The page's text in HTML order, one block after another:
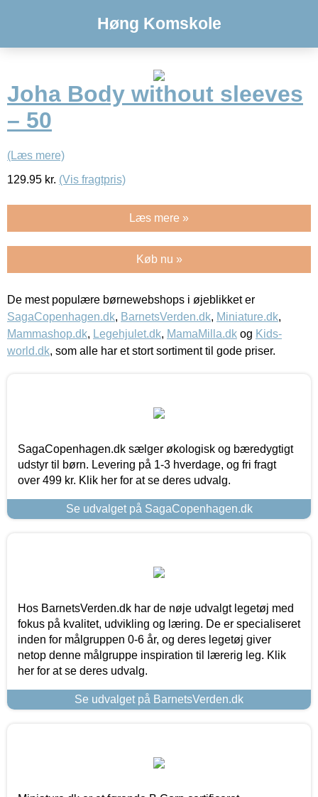
Høng Komskole
Joha Body without sleeves
– 50
(Læs mere)
129.95 kr. (Vis fragtpris)
Læs mere »
Køb nu »
De mest populære børnewebshops i øjeblikket er
SagaCopenhagen.dk, BarnetsVerden.dk, Miniature.dk,
Mammashop.dk, Legehjulet.dk, MamaMilla.dk og Kids-
world.dk, som alle har et stort sortiment til gode priser.
SagaCopenhagen.dk sælger økologisk og bæredygtigt
udstyr til børn. Levering på 1-3 hverdage, og fri fragt
over 499 kr. Klik her for at se deres udvalg.
Se udvalget på SagaCopenhagen.dk
Hos BarnetsVerden.dk har de nøje udvalgt legetøj med
fokus på kvalitet, udvikling og læring. De er specialiseret
inden for målgruppen 0-6 år, og deres legetøj giver
netop denne målgruppe inspiration til lærerig leg. Klik
her for at se deres udvalg.
Se udvalget på BarnetsVerden.dk